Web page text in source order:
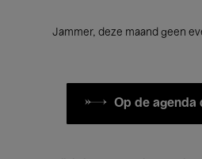
Jammer, deze maand geen
Op de agenda